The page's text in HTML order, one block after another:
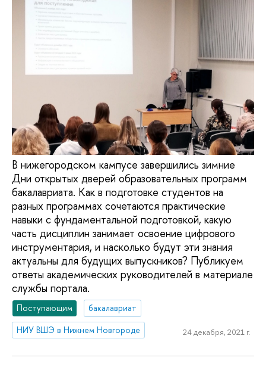
В нижегородском кампусе завершились зимние
Дни открытых дверей образовательных программ
бакалавриата. Как в подготовке студентов на
разных программах сочетаются практические
навыки с фундаментальной подготовкой, какую
часть дисциплин занимает освоение цифрового
инструментария, и насколько будут эти знания
актуальны для будущих выпускников? Публикуем
ответы академических руководителей в материале
службы портала.
Поступающим
бакалавриат
НИУ ВШЭ в Нижнем Новгороде
24 декабря, 2021 г.